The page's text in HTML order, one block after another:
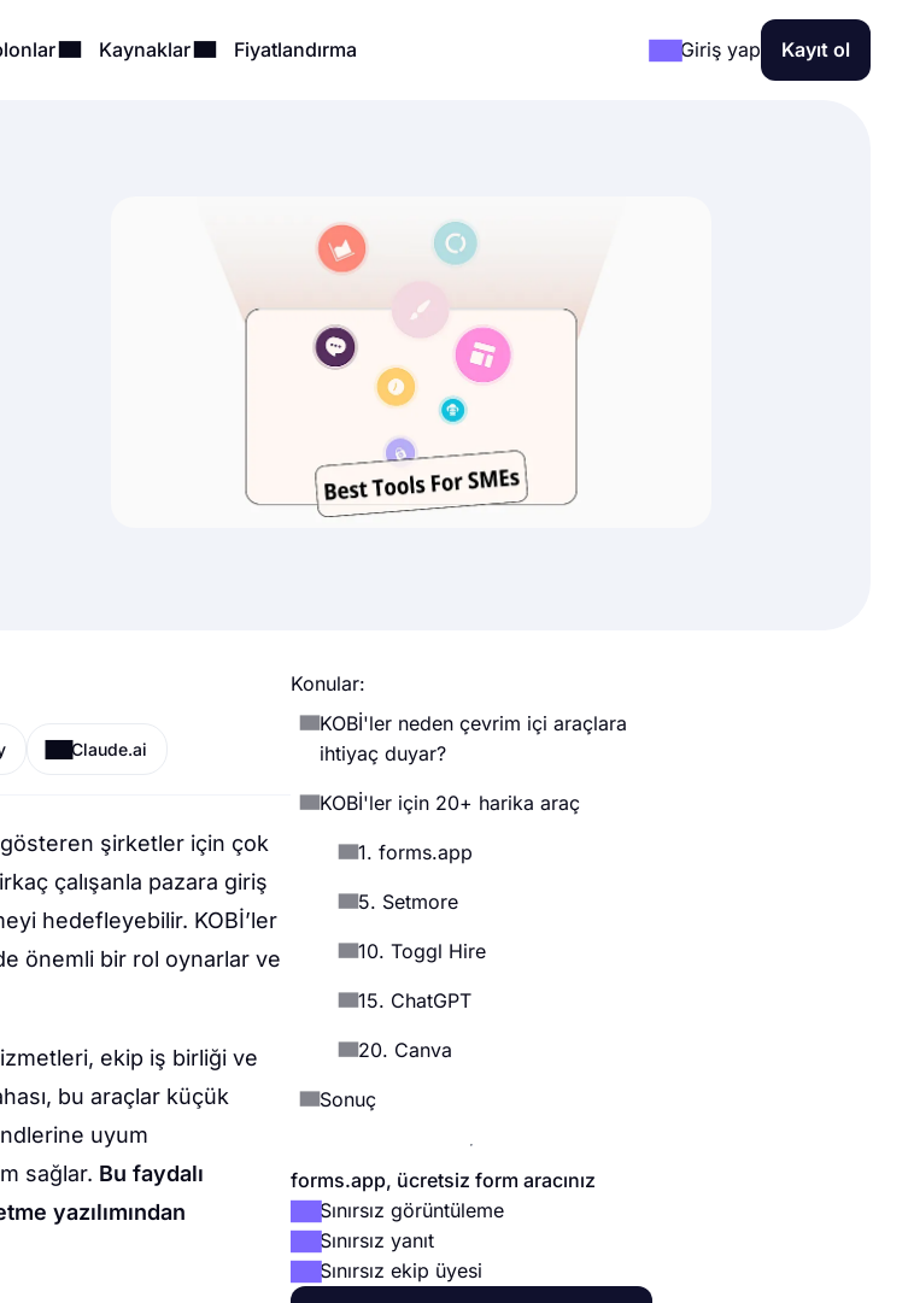
Kaynaklar Fiyatlandırma Giriş yap Kayıt ol
Claude.ai
şirketler için çok
çalışanla pazara giriş
hedefleyebilir. KOBİ’ler
önemli bir rol oynarlar ve
ekip iş birliği ve
bu araçlar küçük
uyum
sağlar. Bu faydalı
yazılımından
Konular:
KOBİ'ler neden çevrim içi araçlara
ihtiyaç duyar?
KOBİ'ler için 20+ harika araç
1. forms.app
5. Setmore
10. Toggl Hire
15. ChatGPT
20. Canva
Sonuç
forms.app, ücretsiz form aracınız
Sınırsız görüntüleme
Sınırsız yanıt
Sınırsız ekip üyesi